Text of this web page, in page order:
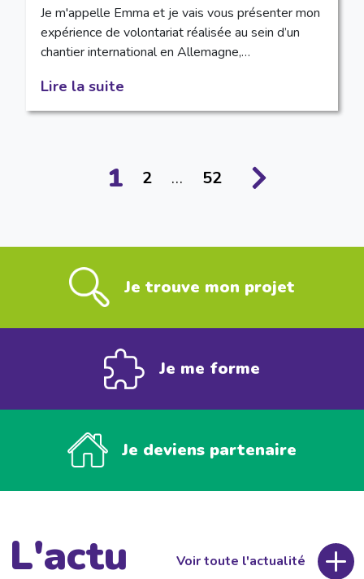
Je m'appelle Emma et je vais vous présenter mon
expérience de volontariat réalisée au sein d’un
chantier international en Allemagne,…
Lire la suite
1 2 … 52
Je trouve mon projet
Je me forme
Je deviens partenaire
L'actu Voir toute l'actualité